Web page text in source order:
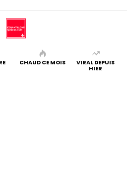
CHAUD CE MOIS VIRAL DEPUIS
HIER